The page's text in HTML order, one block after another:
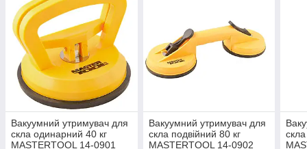
Вакуумний утримувач для
скла одинарний 40 кг
MASTERTOOL 14-0901
Вакуумний утримувач для
скла подвійний 80 кг
MASTERTOOL 14-0902